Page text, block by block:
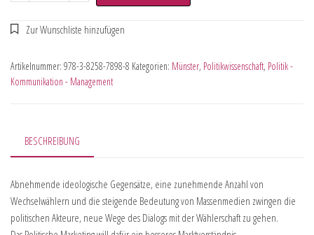
Artikelnummer: 978-3-8258-7898-8 Kategorien: Münster, Politikwissenschaft, Politik -
Kommunikation - Management
BESCHREIBUNG
Abnehmende ideologische Gegensätze, eine zunehmende Anzahl von
Wechselwählern und die steigende Bedeutung von Massenmedien zwingen die
politischen Akteure, neue Wege des Dialogs mit der Wählerschaft zu gehen.